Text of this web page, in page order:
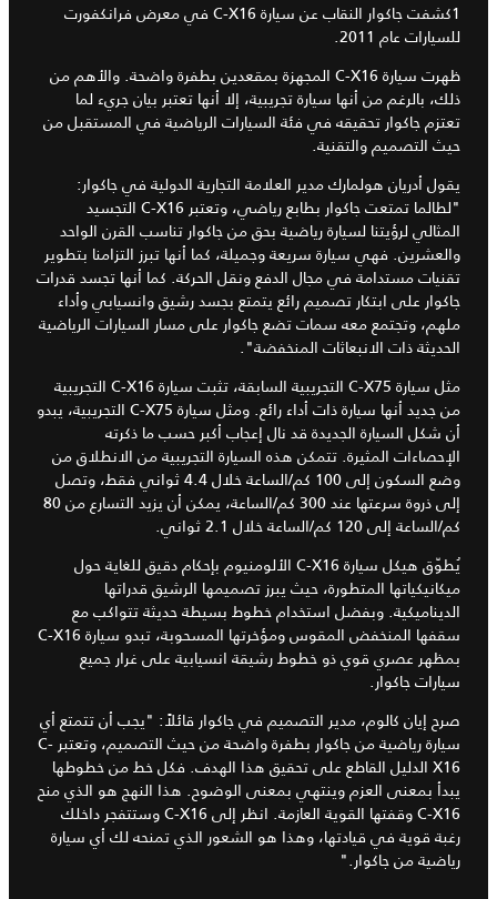
1كشفت جاكوار النقاب عن سيارة C-X16 في معرض فرانكفورت
للسيارات عام 2011.
ظهرت سيارة C-X16 المجهزة بمقعدين بطفرة واضحة. والأهم من
ذلك، بالرغم من أنها سيارة تجريبية، إلا أنها تعتبر بيان جريء لما
تعتزم جاكوار تحقيقه في فئة السيارات الرياضية في المستقبل من
حيث التصميم والتقنية.
يقول أدريان هولمارك مدير العلامة التجارية الدولية في جاكوار:
"لطالما تمتعت جاكوار بطابع رياضي، وتعتبر C-X16 التجسيد
المثالي لرؤيتنا لسيارة رياضية بحق من جاكوار تناسب القرن الواحد
والعشرين. فهي سيارة سريعة وجميلة، كما أنها تبرز التزامنا بتطوير
تقنيات مستدامة في مجال الدفع ونقل الحركة. كما أنها تجسد قدرات
جاكوار على ابتكار تصميم رائع يتمتع بجسد رشيق وانسيابي وأداء
ملهم، وتجتمع معه سمات تضع جاكوار على مسار السيارات الرياضية
الحديثة ذات الانبعاثات المنخفضة".
مثل سيارة C-X75 التجريبية السابقة، تثبت سيارة C-X16 التجريبية
من جديد أنها سيارة ذات أداء رائع. ومثل سيارة C-X75 التجريبية، يبدو
أن شكل السيارة الجديدة قد نال إعجاب أكبر حسب ما ذكرته
الإحصاءات المثيرة. تتمكن هذه السيارة التجريبية من الانطلاق من
وضع السكون إلى 100 كم/الساعة خلال 4.4 ثواني فقط، وتصل
إلى ذروة سرعتها عند 300 كم/الساعة، يمكن أن يزيد التسارع من 80
كم/الساعة إلى 120 كم/الساعة خلال 2.1 ثواني.
يُطوّق هيكل سيارة C-X16 الألومنيوم بإحكام دقيق للغاية حول
ميكانيكياتها المتطورة، حيث يبرز تصميمها الرشيق قدراتها
الديناميكية. وبفضل استخدام خطوط بسيطة حديثة تتواكب مع
سقفها المنخفض المقوس ومؤخرتها المسحوبة، تبدو سيارة C-X16
بمظهر عصري قوي ذو خطوط رشيقة انسيابية على غرار جميع
سيارات جاكوار.
صرح إيان كالوم، مدير التصميم في جاكوار قائلاً: "يجب أن تتمتع أي
سيارة رياضية من جاكوار بطفرة واضحة من حيث التصميم، وتعتبر C-
X16 الدليل القاطع على تحقيق هذا الهدف. فكل خط من خطوطها
يبدأ بمعنى العزم وينتهي بمعنى الوضوح. هذا النهج هو الذي منح
C-X16 وقفتها القوية العازمة. انظر إلى C-X16 وستتفجر داخلك
رغبة قوية في قيادتها، وهذا هو الشعور الذي تمنحه لك أي سيارة
رياضية من جاكوار."